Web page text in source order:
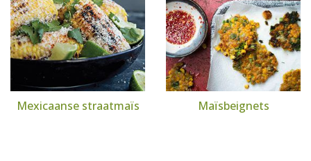
Mexicaanse straatmaïs Maïsbeignets